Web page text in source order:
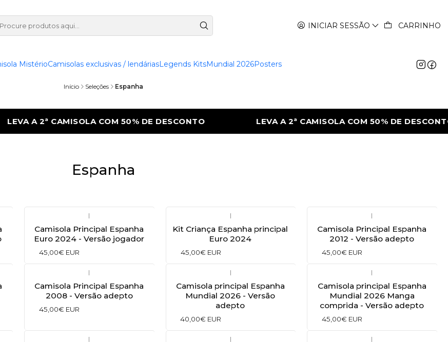
INICIAR SESSÃO CARRINHO
MistérioCamisolas exclusivas / lendáriasLegends KitsMundial 2026Posters
Início Seleções Espanha
A 2ª CAMISOLA COM 50% DE DESCONTO LEVA A 2ª CAMISOLA COM 50% DE DESCONTO
Espanha
|
Camisola Principal Espanha
Euro 2024 - Versão jogador
45,00€ EUR
|
Kit Criança Espanha principal
Euro 2024
45,00€ EUR
|
Camisola Principal Espanha
2012 - Versão adepto
45,00€ EUR
|
Camisola Principal Espanha
2008 - Versão adepto
45,00€ EUR
|
Camisola principal Espanha
Mundial 2026 - Versão
adepto
40,00€ EUR
|
Camisola principal Espanha
Mundial 2026 Manga
comprida - Versão adepto
45,00€ EUR